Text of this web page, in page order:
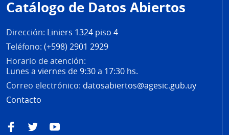
página
Catálogo de Datos Abiertos
Dirección: Liniers 1324 piso 4
Teléfono: (+598) 2901 2929
Horario de atención:
Lunes a viernes de 9:30 a 17:30 hs.
Correo electrónico: datosabiertos@agesic.gub.uy
Contacto
FacebookTwitterYouTube